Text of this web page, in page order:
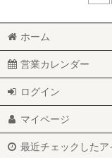
ホーム
営業カレンダー
ログイン
マイページ
最近チェックしたア